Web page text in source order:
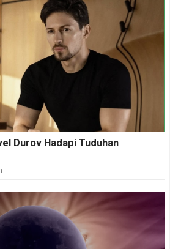
Durov Hadapi Tuduhan